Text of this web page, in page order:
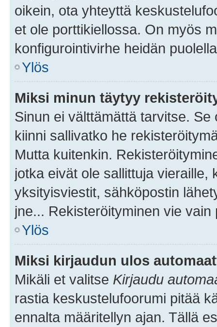
oikein, ota yhteyttä
et ole porttikiellossa. On myös
konfigurointivirhe heidän
Ylös
Miksi minun täytyy
Sinun ei välttämättä tarvitse.
kiinni sallivatko he
Mutta kuitenkin.
jotka eivät ole sallittuja vieraille,
yksityisviestit, sähköpostin
jne... Rekisteröityminen vie
Ylös
Miksi kirjaudun ulos
Mikäli et valitse Kirjaudu
rastia keskustelufoorumi pitää
ennalta määritellyn ajan. Tällä